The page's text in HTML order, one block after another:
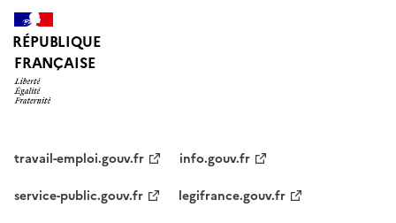
RÉPUBLIQUE
FRANÇAISE
travail-emploi.gouv.fr
info.gouv.fr
service-public.gouv.fr
legifrance.gouv.fr